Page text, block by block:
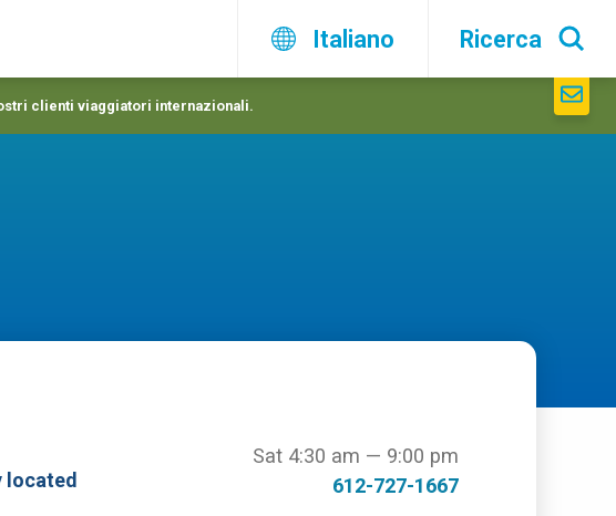
Italiano Ricerca
clienti viaggiatori internazionali.
located
Sat 4:30 am — 9:00 pm
612-727-1667